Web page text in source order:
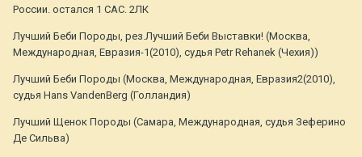
России. остался 1 САС. 2ЛК
Лучший Беби Породы, рез.Лучший Беби Выставки! (Москва,
Международная, Евразия-1(2010), судья Petr Rehanek (Чехия))
Лучший Беби Породы (Москва, Международная, Евразия2(2010),
судья Hans VandenBerg (Голландия)
Лучший Щенок Породы (Самара, Международная, судья Зеферино
Де Сильва)